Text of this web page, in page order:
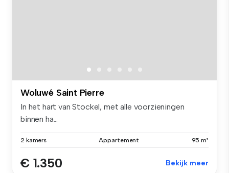
Woluwé Saint Pierre
In het hart van Stockel, met alle voorzieningen
binnen ha...
2 kamers Appartement 95 m²
€ 1.350 Bekijk meer